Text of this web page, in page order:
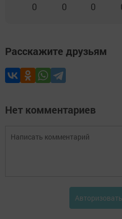
0 0 0
Расскажите друзьям
Нет комментариев